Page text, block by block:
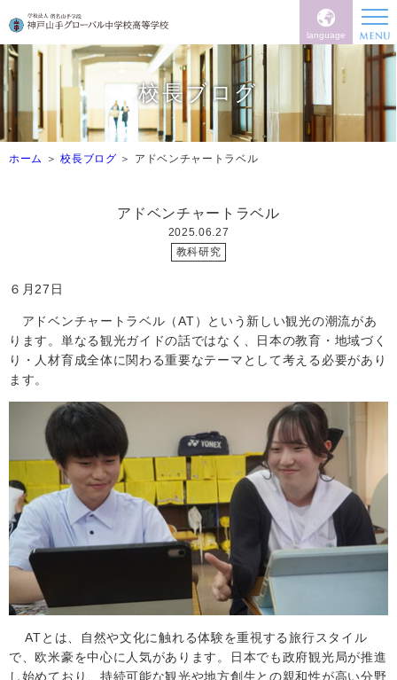
language
校長ブログ
ホーム 校長ブログ アドベンチャートラベル
アドベンチャートラベル
2025.06.27
教科研究
６月27 日
アドベンチャートラベル（AT）という新しい観光の潮流があ
ります。単なる観光ガイドの話ではなく、日本の教育・地域づく
り・人材育成全体に関わる重要なテーマとして考える必要があり
ます。
ATとは、自然や文化に触れる体験を重視する旅行スタイル
で、欧米豪を中心に人気があります。日本でも政府観光局が推進
し始めており、持続可能な観光や地方創生との親和性が高い分野